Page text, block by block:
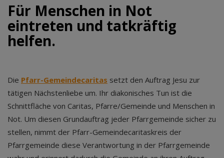
Für Menschen in Not
eintreten und tatkräftig
helfen.
Die Pfarr-Gemeindecaritas setzt den Auftrag Jesu zur
tätigen Nächstenliebe um. Ihr diakonisches Tun ist die
Schnittfläche von Caritas, Pfarre/Gemeinde und Menschen in
Not. Um diesen Grundauftrag jeder Pfarrgemeinde sicher zu
stellen, nimmt der Pfarr-Gemeindecaritaskreis der
Pfarrgemeinde diese Verantwortung in der Pfarrgemeinde